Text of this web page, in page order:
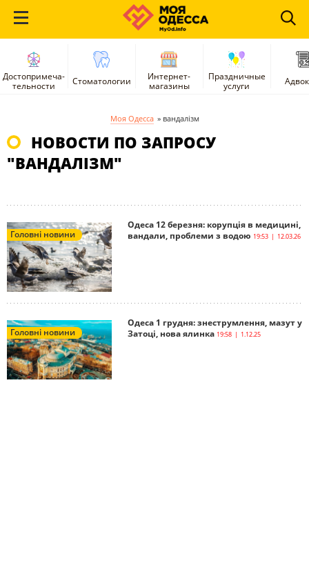
Достопримеча-
тельности
Стоматологии
Интернет-
магазины
Праздничные
услуги
Моя Одесса » вандалізм
НОВОСТИ ПО ЗАПРОСУ
"ВАНДАЛІЗМ"
Головні новини
Одеса 12 березня: корупція в медицині,
вандали, проблеми з водою 19:53 | 12.03.26
Головні новини
Одеса 1 грудня: знеструмлення, мазут у
Затоці, нова ялинка 19:58 | 1.12.25